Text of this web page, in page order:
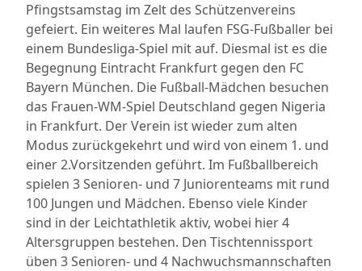
Pfingstsamstag im Zelt des Schützenvereins
gefeiert. Ein weiteres Mal laufen FSG-Fußballer bei
einem Bundesliga-Spiel mit auf. Diesmal ist es die
Begegnung Eintracht Frankfurt gegen den FC
Bayern München. Die Fußball-Mädchen besuchen
das Frauen-WM-Spiel Deutschland gegen Nigeria
in Frankfurt. Der Verein ist wieder zum alten
Modus zurückgekehrt und wird von einem 1. und
einer 2.Vorsitzenden geführt. Im Fußballbereich
spielen 3 Senioren- und 7 Juniorenteams mit rund
100 Jungen und Mädchen. Ebenso viele Kinder
sind in der Leichtathletik aktiv, wobei hier 4
Altersgruppen bestehen. Den Tischtennissport
üben 3 Senioren- und 4 Nachwuchsmannschaften